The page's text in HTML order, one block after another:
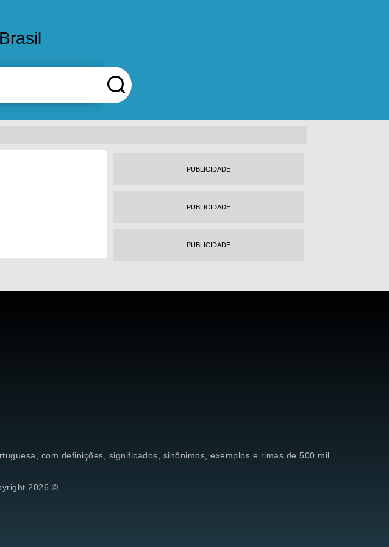
PUBLICIDADE
PUBLICIDADE
PUBLICIDADE
com definições, significados, sinônimos, exemplos e rimas de 500 mil
2026 ©